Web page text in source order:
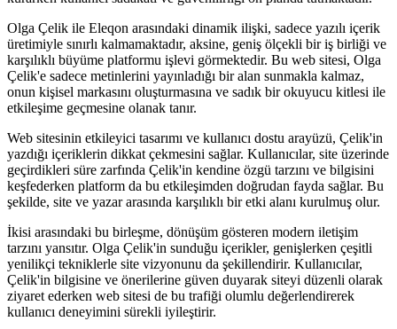
Olga Çelik ile Eleqon arasındaki dinamik ilişki, sadece yazılı içerik
üretimiyle sınırlı kalmamaktadır, aksine, geniş ölçekli bir iş birliği ve
karşılıklı büyüme platformu işlevi görmektedir. Bu web sitesi, Olga
Çelik'e sadece metinlerini yayınladığı bir alan sunmakla kalmaz,
onun kişisel markasını oluşturmasına ve sadık bir okuyucu kitlesi ile
etkileşime geçmesine olanak tanır.
Web sitesinin etkileyici tasarımı ve kullanıcı dostu arayüzü, Çelik'in
yazdığı içeriklerin dikkat çekmesini sağlar. Kullanıcılar, site üzerinde
geçirdikleri süre zarfında Çelik'in kendine özgü tarzını ve bilgisini
keşfederken platform da bu etkileşimden doğrudan fayda sağlar. Bu
şekilde, site ve yazar arasında karşılıklı bir etki alanı kurulmuş olur.
İkisi arasındaki bu birleşme, dönüşüm gösteren modern iletişim
tarzını yansıtır. Olga Çelik'in sunduğu içerikler, genişlerken çeşitli
yenilikçi tekniklerle site vizyonunu da şekillendirir. Kullanıcılar,
Çelik'in bilgisine ve önerilerine güven duyarak siteyi düzenli olarak
ziyaret ederken web sitesi de bu trafiği olumlu değerlendirerek
kullanıcı deneyimini sürekli iyileştirir.